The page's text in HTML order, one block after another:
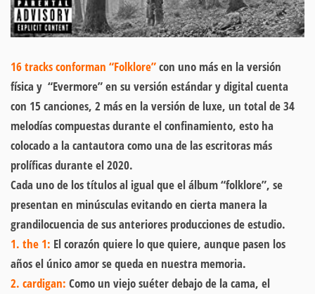
16 tracks conforman “Folklore”con uno más en la versión
física y “Evermore” en su versión estándar y digital cuenta
con 15 canciones, 2 más en la versión de luxe, un total de 34
melodías compuestas durante el confinamiento, esto ha
colocado a la cantautora como una de las escritoras más
prolíficas durante el 2020.
Cada uno de los títulos al igual que el álbum “folklore”, se
presentan en minúsculas evitando en cierta manera la
grandilocuencia de sus anteriores producciones de estudio.
1. the 1: El corazón quiere lo que quiere, aunque pasen los
años el único amor se queda en nuestra memoria.
2. cardigan: Como un viejo suéter debajo de la cama, el